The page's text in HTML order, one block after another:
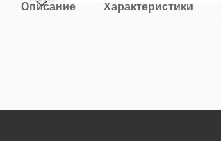
Описание Характеристики